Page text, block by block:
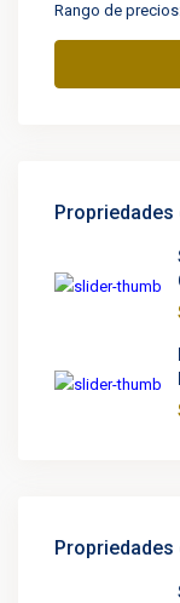
Rango de
Propriedades
Propriedades